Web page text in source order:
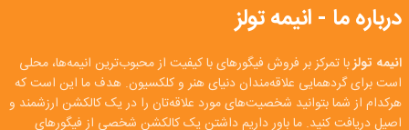
درباره ما - انیمه تولز
انیمه تولزبا تمرکز بر فروش فیگورهای با کیفیت از محبوب‌ترین انیمه‌ها، محلی
است برای گردهمایی علاقه‌مندان دنیای هنر و کلکسیون. هدف ما این است که
هرکدام از شما بتوانید شخصیت‌های مورد علاقه‌تان را در یک کالکشن ارزشمند و
اصیل دریافت کنید. ما باور داریم داشتن یک کالکشن شخصی از فیگورهای